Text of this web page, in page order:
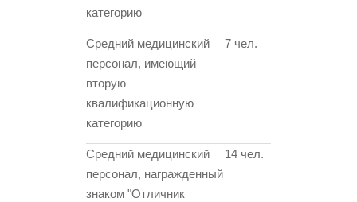
категорию
Средний медицинский
персонал, имеющий
вторую
квалификационную
категорию
7 чел.
Средний медицинский
персонал, награжденный
знаком "Отличник
14 чел.